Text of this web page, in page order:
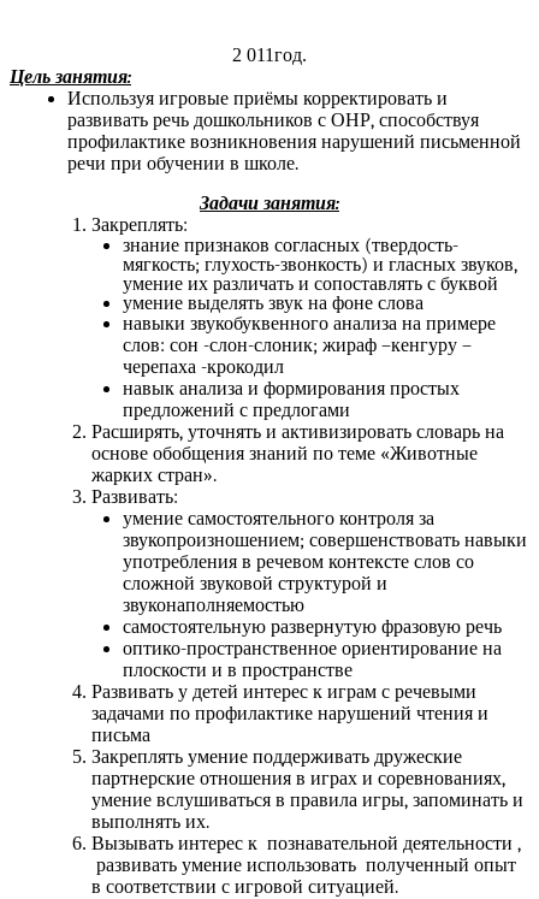
2 011год.
Цель занятия:
Используя игровые приёмы корректировать и
развивать речь дошкольников с ОНР, способствуя
профилактике возникновения нарушений письменной
речи при обучении в школе.
Задачи занятия:
Закреплять:
знание признаков согласных (твердость-
мягкость; глухость-звонкость) и гласных звуков,
умение их различать и сопоставлять с буквой
умение выделять звук на фоне слова
навыки звукобуквенного анализа на примере
слов: сон -слон-слоник; жираф –кенгуру –
черепаха -крокодил
навык анализа и формирования простых
предложений с предлогами
Расширять, уточнять и активизировать словарь на
основе обобщения знаний по теме «Животные
жарких стран».
Развивать:
умение самостоятельного контроля за
звукопроизношением; совершенствовать навыки
употребления в речевом контексте слов со
сложной звуковой структурой и
звуконаполняемостью
самостоятельную развернутую фразовую речь
оптико-пространственное ориентирование на
плоскости и в пространстве
Развивать у детей интерес к играм с речевыми
задачами по профилактике нарушений чтения и
письма
Закреплять умение поддерживать дружеские
партнерские отношения в играх и соревнованиях,
умение вслушиваться в правила игры, запоминать и
выполнять их.
Вызывать интерес к познавательной деятельности ,
развивать умение использовать полученный опыт
в соответствии с игровой ситуацией.